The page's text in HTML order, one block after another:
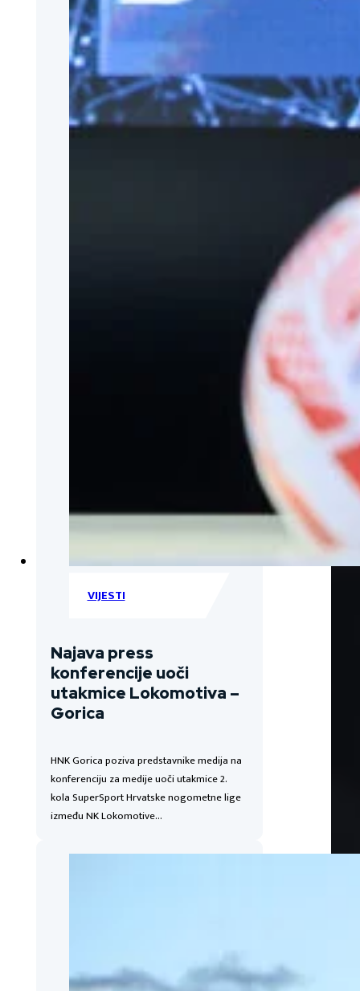
VIJESTI
Najava press
konferencije uoči
utakmice Lokomotiva –
Gorica
HNK Gorica poziva predstavnike medija na
konferenciju za medije uoči utakmice 2.
kola SuperSport Hrvatske nogometne lige
između NK Lokomotive…